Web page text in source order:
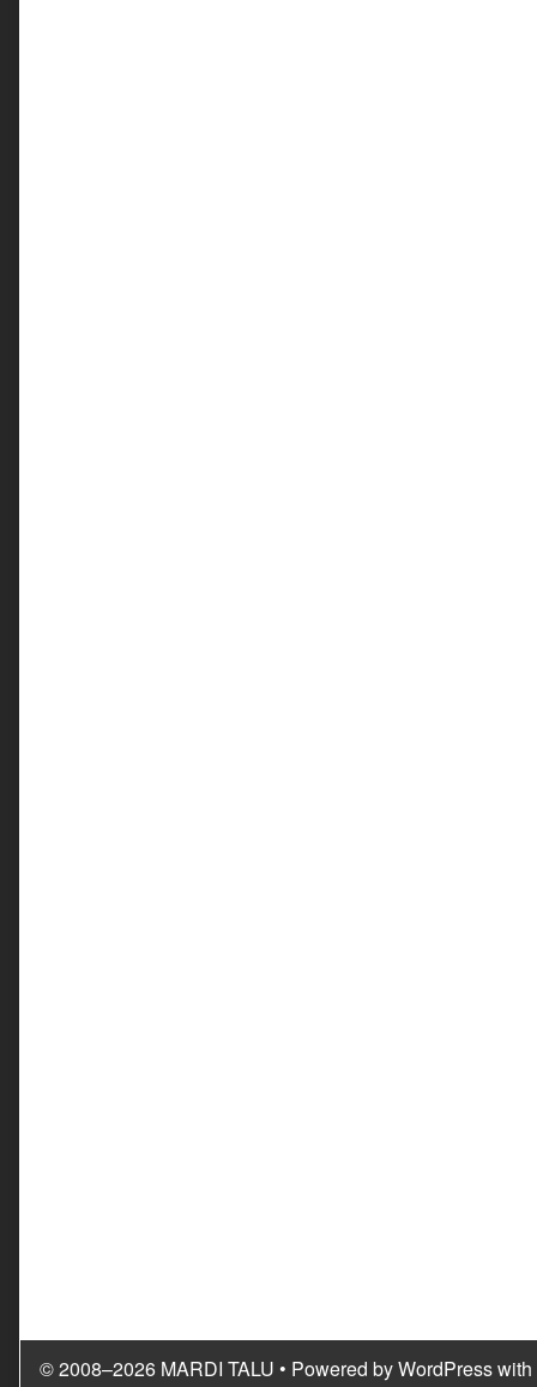
© 2008–2026 MARDI TALU • Powered byWordPresswith